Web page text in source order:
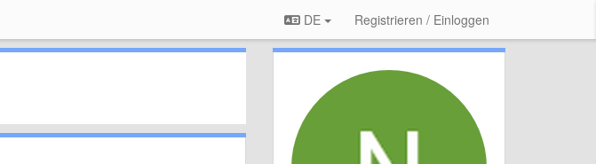
DE Registrieren / Einloggen